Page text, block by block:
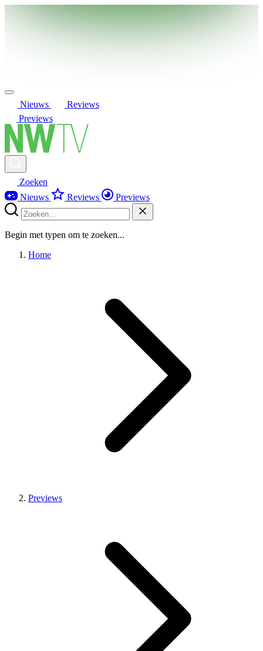
Nieuws
Reviews
Previews
Zoeken
Nieuws
Reviews Previews
Begin met typen om te zoeken...
Home
Previews